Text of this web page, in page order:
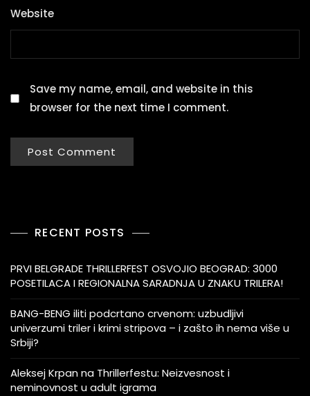
Website
Save my name, email, and website in this
browser for the next time I comment.
RECENT POSTS
PRVI BELGRADE THRILLERFEST OSVOJIO BEOGRAD: 3000
POSETILACA I REGIONALNA SARADNJA U ZNAKU TRILERA!
BANG-BENG iliti podcrtano crvenom: uzbudljivi
univerzumi triler i krimi stripova – i zašto ih nema više u
Srbiji?
Aleksej Krpan na Thrillerfestu: Neizvesnost i
neminovnost u adult igrama